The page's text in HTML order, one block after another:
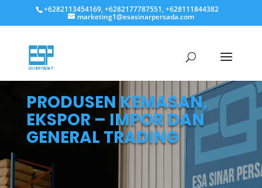
+6282113454169, +6282177787551, +628111844382
marketing1@esasinarpersada.com
PRODUSEN KEMASAN,
EKSPOR – IMPOR DAN
GENERAL TRADING